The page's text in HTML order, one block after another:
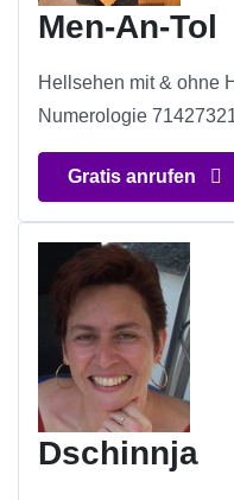
Men-An-Tol
Hellsehen mit & ohne
Numerologie
Gratis anrufen
Dschinnja